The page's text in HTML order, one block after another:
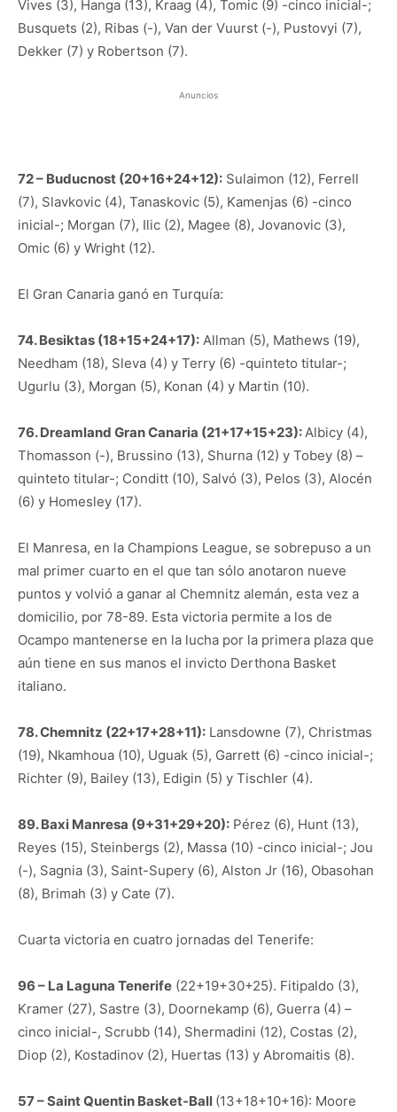
Vives (3), Hanga (13), Kraag (4), Tomic (9) -cinco inicial-;
Busquets (2), Ribas (-), Van der Vuurst (-), Pustovyi (7),
Dekker (7) y Robertson (7).
Anuncios
72 – Buducnost (20+16+24+12): Sulaimon (12), Ferrell
(7), Slavkovic (4), Tanaskovic (5), Kamenjas (6) -cinco
inicial-; Morgan (7), Ilic (2), Magee (8), Jovanovic (3),
Omic (6) y Wright (12).
El Gran Canaria ganó en Turquía:
74. Besiktas (18+15+24+17): Allman (5), Mathews (19),
Needham (18), Sleva (4) y Terry (6) -quinteto titular-;
Ugurlu (3), Morgan (5), Konan (4) y Martin (10).
76. Dreamland Gran Canaria (21+17+15+23):Albicy (4),
Thomasson (-), Brussino (13), Shurna (12) y Tobey (8) –
quinteto titular-; Conditt (10), Salvó (3), Pelos (3), Alocén
(6) y Homesley (17).
El Manresa, en la Champions League, se sobrepuso a un
mal primer cuarto en el que tan sólo anotaron nueve
puntos y volvió a ganar al Chemnitz alemán, esta vez a
domicilio, por 78-89. Esta victoria permite a los de
Ocampo mantenerse en la lucha por la primera plaza que
aún tiene en sus manos el invicto Derthona Basket
italiano.
78. Chemnitz (22+17+28+11): Lansdowne (7), Christmas
(19), Nkamhoua (10), Uguak (5), Garrett (6) -cinco inicial-;
Richter (9), Bailey (13), Edigin (5) y Tischler (4).
89. Baxi Manresa (9+31+29+20): Pérez (6), Hunt (13),
Reyes (15), Steinbergs (2), Massa (10) -cinco inicial-; Jou
(-), Sagnia (3), Saint-Supery (6), Alston Jr (16), Obasohan
(8), Brimah (3) y Cate (7).
Cuarta victoria en cuatro jornadas del Tenerife:
96 – La Laguna Tenerife (22+19+30+25). Fitipaldo (3),
Kramer (27), Sastre (3), Doornekamp (6), Guerra (4) –
cinco inicial-, Scrubb (14), Shermadini (12), Costas (2),
Diop (2), Kostadinov (2), Huertas (13) y Abromaitis (8).
57 – Saint Quentin Basket-Ball (13+18+10+16): Moore